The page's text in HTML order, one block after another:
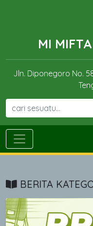
MI
Jln. Diponegoro No.
BERITA